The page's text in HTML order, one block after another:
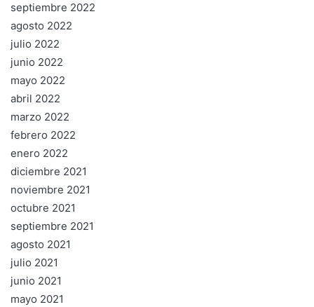
septiembre 2022
agosto 2022
julio 2022
junio 2022
mayo 2022
abril 2022
marzo 2022
febrero 2022
enero 2022
diciembre 2021
noviembre 2021
octubre 2021
septiembre 2021
agosto 2021
julio 2021
junio 2021
mayo 2021